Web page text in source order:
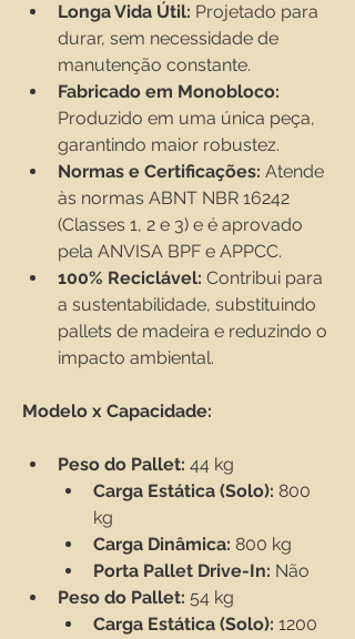
Longa Vida Útil: Projetado para
durar, sem necessidade de
manutenção constante.
Fabricado em Monobloco:
Produzido em uma única peça,
garantindo maior robustez.
Normas e Certificações: Atende
às normas ABNT NBR 16242
(Classes 1, 2 e 3) e é aprovado
pela ANVISA BPF e APPCC.
100% Reciclável: Contribui para
a sustentabilidade, substituindo
pallets de madeira e reduzindo o
impacto ambiental.
Modelo x Capacidade:
Peso do Pallet: 44 kg
Carga Estática (Solo): 800
kg
Carga Dinâmica: 800 kg
Porta Pallet Drive-In: Não
Peso do Pallet: 54 kg
Carga Estática (Solo): 1200